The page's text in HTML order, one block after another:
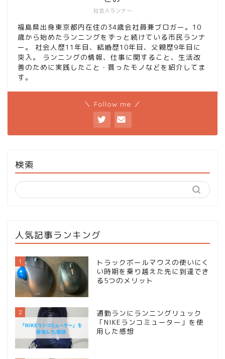
社会人ランナー
福島県出身東京都内在住の34歳会社員兼ブロガー。10
歳から始めたランニングをずっと続けている市民ランナ
ー。 社会人歴11年目、結婚歴10年目、父親歴9年目に
突入。 ランニングの情報、仕事に関すること、生活改
善のために実践したこと・買ったモノなどを紹介してま
す。
＼ Follow me ／
検索
人気記事ランキング
1
トラックボールマウスの使いにく
い時期を乗り越えた先に到達でき
る5つのメリット
2
通勤ランにランニングリュック
「NIKEランコミューター」を使
用した感想